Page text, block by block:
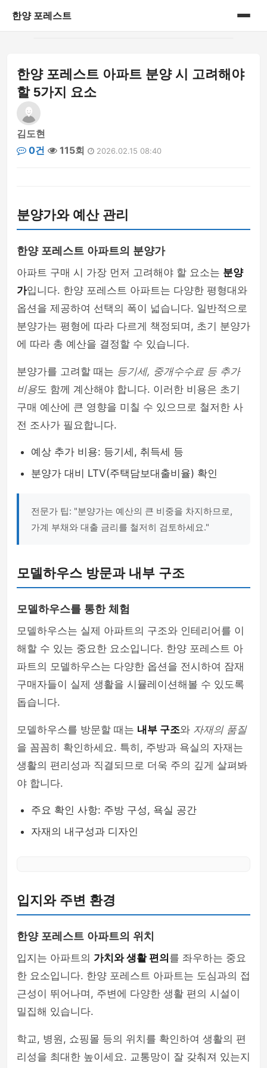
한양 포레스트
게시판
한양 포레스트 아파트 분양 시 고려해야
할 5가지 요소
김도현
0건
115회 2026.02.15 08:40
분양가와 예산 관리
한양 포레스트 아파트의 분양가
아파트 구매 시 가장 먼저 고려해야 할 요소는 분양
가입니다. 한양 포레스트 아파트는 다양한 평형대와
옵션을 제공하여 선택의 폭이 넓습니다. 일반적으로
분양가는 평형에 따라 다르게 책정되며, 초기 분양가
에 따라 총 예산을 결정할 수 있습니다.
분양가를 고려할 때는 등기세, 중개수수료 등 추가
비용도 함께 계산해야 합니다. 이러한 비용은 초기
구매 예산에 큰 영향을 미칠 수 있으므로 철저한 사
전 조사가 필요합니다.
예상 추가 비용: 등기세, 취득세 등
분양가 대비 LTV(주택담보대출비율) 확인
전문가 팁: "분양가는 예산의 큰 비중을 차지하므로,
가계 부채와 대출 금리를 철저히 검토하세요."
모델하우스 방문과 내부 구조
모델하우스를 통한 체험
모델하우스는 실제 아파트의 구조와 인테리어를 이
해할 수 있는 중요한 요소입니다. 한양 포레스트 아
파트의 모델하우스는 다양한 옵션을 전시하여 잠재
구매자들이 실제 생활을 시뮬레이션해볼 수 있도록
돕습니다.
모델하우스를 방문할 때는 내부 구조와 자재의 품질
을 꼼꼼히 확인하세요. 특히, 주방과 욕실의 자재는
생활의 편리성과 직결되므로 더욱 주의 깊게 살펴봐
야 합니다.
주요 확인 사항: 주방 구성, 욕실 공간
자재의 내구성과 디자인
입지와 주변 환경
한양 포레스트 아파트의 위치
입지는 아파트의 가치와 생활 편의 를 좌우하는 중요
한 요소입니다. 한양 포레스트 아파트는 도심과의 접
근성이 뛰어나며, 주변에 다양한 생활 편의 시설이
밀집해 있습니다.
학교, 병원, 쇼핑몰 등의 위치를 확인하여 생활의 편
리성을 최대한 높이세요. 교통망이 잘 갖춰져 있는지